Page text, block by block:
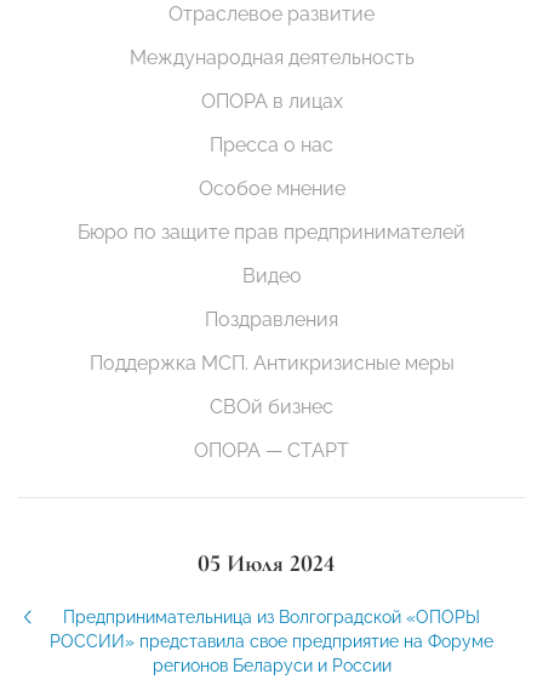
Отраслевое развитие
Международная деятельность
ОПОРА в лицах
Пресса о нас
Особое мнение
Бюро по защите прав предпринимателей
Видео
Поздравления
Поддержка МСП. Антикризисные меры
СВОй бизнес
ОПОРА — СТАРТ
05 Июля 2024
Предпринимательница из Волгоградской «ОПОРЫ
РОССИИ» представила свое предприятие на Форуме
регионов Беларуси и России